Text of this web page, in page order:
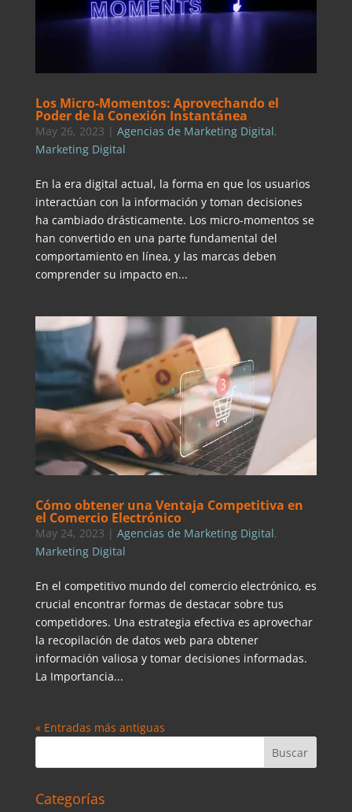
Los Micro-Momentos: Aprovechando el
Poder de la Conexión Instantánea
May 26, 2023 | Agencias de Marketing Digital,
Marketing Digital
En la era digital actual, la forma en que los usuarios
interactúan con la información y toman decisiones
ha cambiado drásticamente. Los micro-momentos se
han convertido en una parte fundamental del
comportamiento en línea, y las marcas deben
comprender su impacto en...
Cómo obtener una Ventaja Competitiva en
el Comercio Electrónico
May 24, 2023 | Agencias de Marketing Digital,
Marketing Digital
En el competitivo mundo del comercio electrónico, es
crucial encontrar formas de destacar sobre tus
competidores. Una estrategia efectiva es aprovechar
la recopilación de datos web para obtener
información valiosa y tomar decisiones informadas.
La Importancia...
« Entradas más antiguas
Categorías